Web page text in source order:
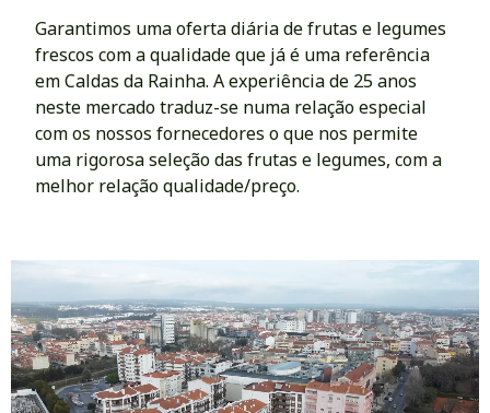
Garantimos uma oferta diária de frutas e legumes
frescos com a qualidade que já é uma referência
em Caldas da Rainha. A experiência de 25 anos
neste mercado traduz-se numa relação especial
com os nossos fornecedores o que nos permite
uma rigorosa seleção das frutas e legumes, com a
melhor relação qualidade/preço.